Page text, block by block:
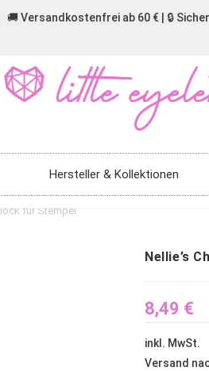
🚚 Versandkostenfrei ab 60 € | 🔒
Hersteller & Kollektionen
für Stempel
Nellie’s
8,49 €
inkl. MwSt.
Versand